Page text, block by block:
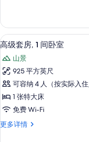
角
的
所
有
照
片
卧
室,
转
更
多
信
息
显
示
高
级
套
房,
间
6
高级套房, 1 间卧室
山景
925 平方英尺
可容纳 4 人（按实际入住
1 张特大床
免费 Wi-Fi
更多详情
高